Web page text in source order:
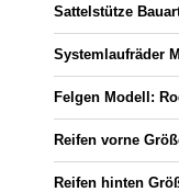
Sattelstütze
Systemlaufräder
Felgen Modell:
Reifen vorne
Reifen hinten